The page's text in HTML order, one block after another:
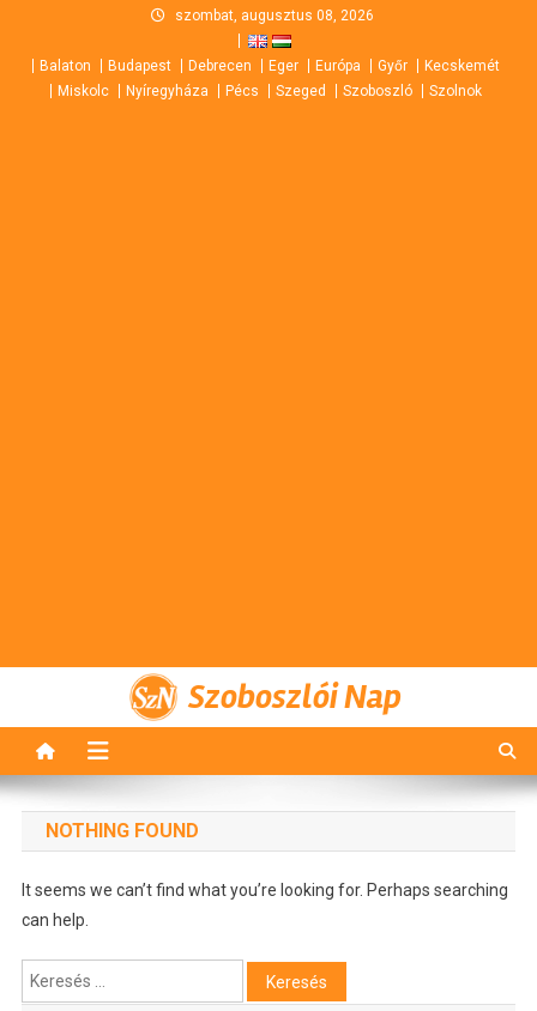
content
szombat, augusztus 08, 2026
Balaton Budapest Debrecen Eger Európa Győr
Kecskemét
Miskolc
Nyíregyháza Pécs Szeged Szoboszló Szolnok
Szoboszlói Nap
NOTHING FOUND
It seems we can’t find what you’re looking for. Perhaps searching
can help.
Keresés: